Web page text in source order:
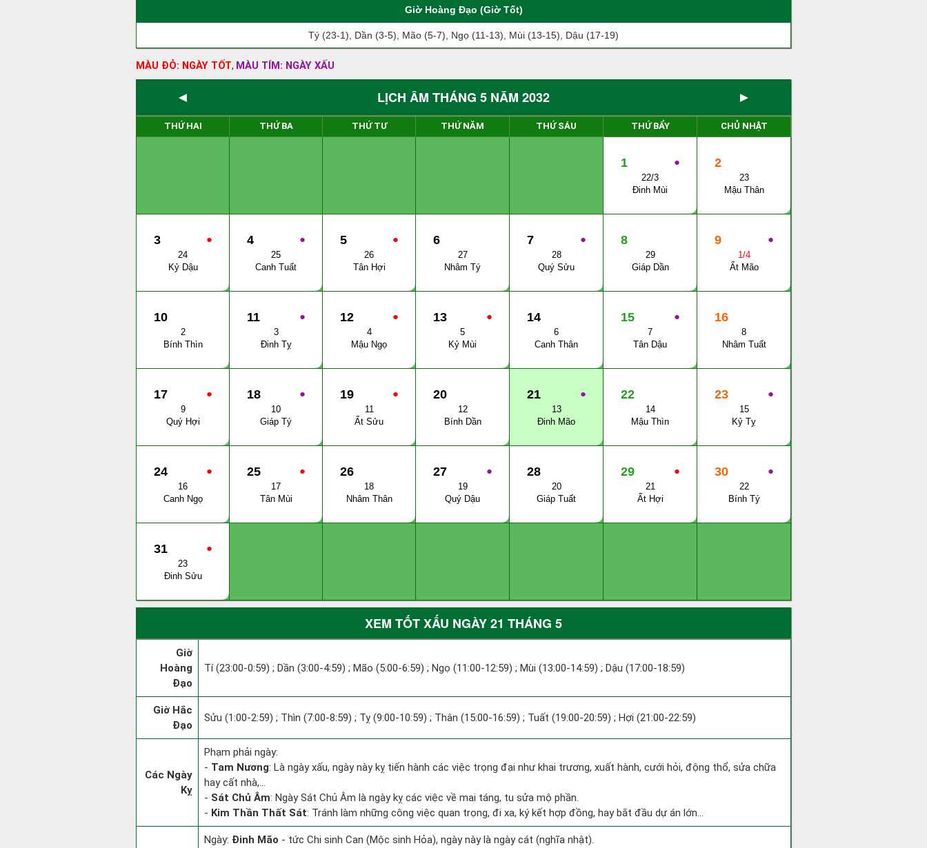
Giờ Hoàng Đạo (Giờ Tốt)
Tý (23-1), Dần (3-5), Mão (5-7), Ngọ (11-13), Mùi (13-15), Dậu (17-19)
MÀU ĐỎ: NGÀY TỐT, MÀU TÍM: NGÀY XẤU
◄ LỊCH ÂM THÁNG 5 NĂM 2032 ►
THỨ HAI THỨ BA THỨ TƯ THỨ NĂM THỨ SÁU THỨ BẨY CHỦ NHẬT
●
1
22/3
Đinh Mùi
2
23
Mậu Thân
●
3
24
Kỷ Dậu
●
4
25
Canh Tuất
●
5
26
Tân Hợi
6
27
Nhâm Tý
●
7
28
Quý Sửu
8
29
Giáp Dần
●
9
1/4
Ất Mão
10
2
Bính Thìn
●
11
3
Đinh Tỵ
●
12
4
Mậu Ngọ
●
13
5
Kỷ Mùi
14
6
Canh Thân
●
15
7
Tân Dậu
16
8
Nhâm Tuất
●
17
9
Quý Hợi
●
18
10
Giáp Tý
●
19
11
Ất Sửu
20
12
Bính Dần
●
21
13
Đinh Mão
22
14
Mậu Thìn
●
23
15
Kỷ Tỵ
●
24
16
Canh Ngọ
●
25
17
Tân Mùi
26
18
Nhâm Thân
●
27
19
Quý Dậu
28
20
Giáp Tuất
●
29
21
Ất Hợi
●
30
22
Bính Tý
●
31
23
Đinh Sửu
XEM TỐT XẤU NGÀY 21 THÁNG 5
Giờ
Hoàng
Đạo
Tí (23:00-0:59) ; Dần (3:00-4:59) ; Mão (5:00-6:59) ; Ngọ (11:00-12:59) ; Mùi (13:00-14:59) ; Dậu (17:00-18:59)
Giờ Hắc
Đạo
Sửu (1:00-2:59) ; Thìn (7:00-8:59) ; Tỵ (9:00-10:59) ; Thân (15:00-16:59) ; Tuất (19:00-20:59) ; Hợi (21:00-22:59)
Các Ngày
Kỵ
Phạm phải ngày:
- Tam Nương: Là ngày xấu, ngày này kỵ tiến hành các việc trọng đại như khai trương, xuất hành, cưới hỏi, động thổ, sửa chữa
hay cất nhà,...
- Sát Chủ Âm: Ngày Sát Chủ Âm là ngày kỵ các việc về mai táng, tu sửa mộ phần.
- Kim Thần Thất Sát: Tránh làm những công việc quan trọng, đi xa, ký kết hợp đồng, hay bắt đầu dự án lớn...
Ngày: Đinh Mão - tức Chi sinh Can (Mộc sinh Hỏa), ngày này là ngày cát (nghĩa nhật).